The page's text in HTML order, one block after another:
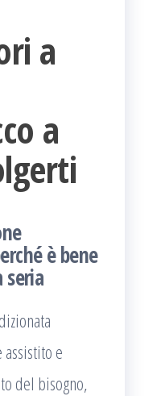
a
a
è bene
seria
assistito e
del bisogno,